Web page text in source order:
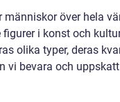
över hela
i konst och
olika typer, deras
vi bevara och